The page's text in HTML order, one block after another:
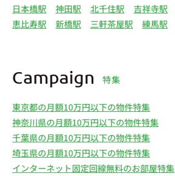
日本橋駅
神田駅 北千住駅 吉祥寺駅
恵比寿駅
新橋駅 三軒茶屋駅 練馬駅
Campaign 特集
東京都の月額10万円以下の物件特集
神奈川県の月額10万円以下の物件特集
千葉県の月額10万円以下の物件特集
埼玉県の月額10万円以下の物件特集
インターネット固定回線無料のお部屋特集